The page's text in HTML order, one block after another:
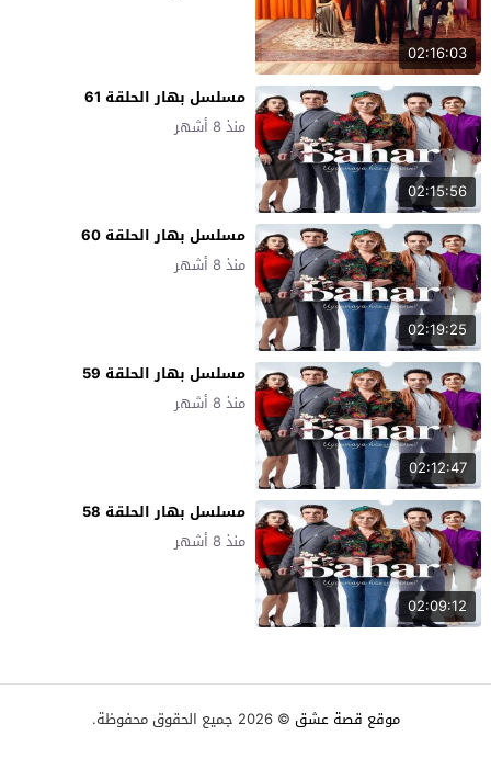
02:16:03
02:15:56
مسلسل بهار الحلقة 61
منذ 8 أشهر
02:19:25
مسلسل بهار الحلقة 60
منذ 8 أشهر
02:12:47
مسلسل بهار الحلقة 59
منذ 8 أشهر
02:09:12
مسلسل بهار الحلقة 58
منذ 8 أشهر
موقع قصة عشق © 2026 جميع الحقوق محفوظة.